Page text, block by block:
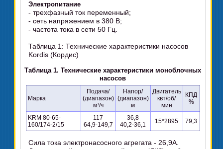
Электропитание
- трехфазный ток переменный;
- сеть напряжением в 380 В;
- частота тока в сети 50 Гц.
Таблица 1: Технические характеристики насосов
Kordis (Кордис)
Таблица 1. Технические характеристики моноблочных
насосов
Марка
Подача/
(диапазон)
м³/ч
Напор/
(диапазон)
м
Двигатель
квт/об/
мин
КПД
%
KRM 80-65-
160/174-2/15
117
64,9-149,7
36,8
40,2-36,1
15*2895 79,3
Сила тока электронасосного агрегата - 26,9А.